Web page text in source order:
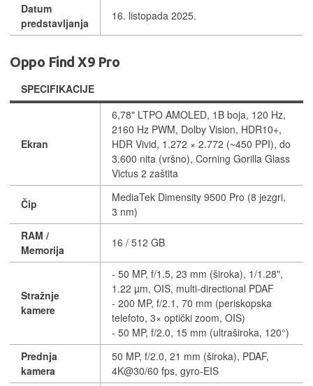
Datum
predstavljanja
16. listopada 2025.
Oppo Find X9 Pro
SPECIFIKACIJE
Ekran
6,78" LTPO AMOLED, 1B boja, 120 Hz,
2160 Hz PWM, Dolby Vision, HDR10+,
HDR Vivid, 1.272 × 2.772 (~450 PPI), do
3.600 nita (vršno), Corning Gorilla Glass
Victus 2 zaštita
Čip
MediaTek Dimensity 9500 Pro (8 jezgri,
3 nm)
RAM /
Memorija
16 / 512 GB
Stražnje
kamere
- 50 MP, f/1.5, 23 mm (široka), 1/1.28",
1.22 µm, OIS, multi-directional PDAF
- 200 MP, f/2.1, 70 mm (periskopska
telefoto, 3× optički zoom, OIS)
- 50 MP, f/2.0, 15 mm (ultraširoka, 120°)
Prednja
kamera
50 MP, f/2.0, 21 mm (široka), PDAF,
4K@30/60 fps, gyro-EIS